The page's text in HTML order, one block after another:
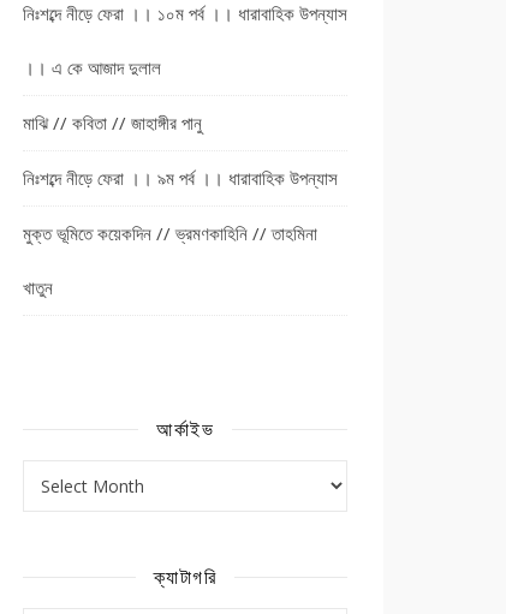
নিঃশব্দে নীড়ে ফেরা ।। ১০ম পর্ব ।। ধারাবাহিক উপন্যাস
।। এ কে আজাদ দুলাল
মাঝি // কবিতা // জাহাঙ্গীর পানু
নিঃশব্দে নীড়ে ফেরা ।। ৯ম পর্ব ।। ধারাবাহিক উপন্যাস
মুক্ত ভূমিতে কয়েকদিন // ভ্রমণকাহিনি // তাহমিনা
খাতুন
আর্কাইভ
ক্যাটাগরি